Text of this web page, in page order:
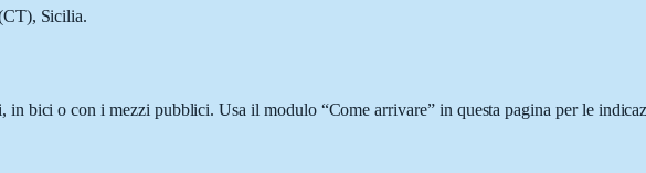
Sicilia.
bici o con i mezzi pubblici. Usa il modulo “Come arrivare” in questa pagina per le